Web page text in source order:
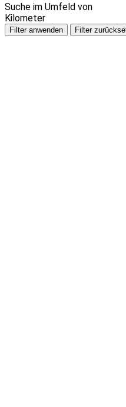
Suche im Umfeld von
Kilometer
Filter anwenden Filter